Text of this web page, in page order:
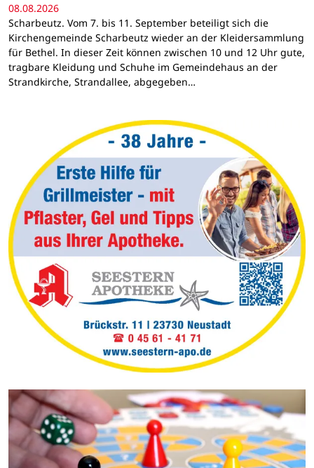
08.08.2026
Scharbeutz. Vom 7. bis 11. September beteiligt sich die
Kirchengemeinde Scharbeutz wieder an der Kleidersammlung
für Bethel. In dieser Zeit können zwischen 10 und 12 Uhr gute,
tragbare Kleidung und Schuhe im Gemeindehaus an der
Strandkirche, Strandallee, abgegeben…